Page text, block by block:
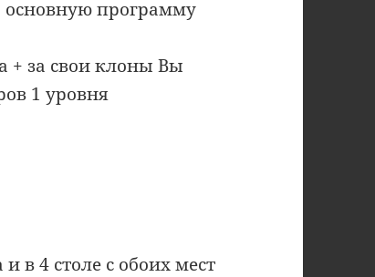
основную программу
+ за свои клоны Вы
1 уровня
в 4 столе с обоих мест